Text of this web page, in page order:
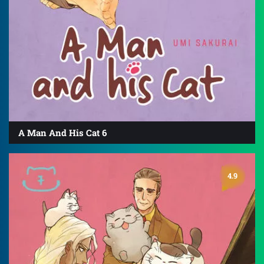
A Man And His Cat 6
4.9